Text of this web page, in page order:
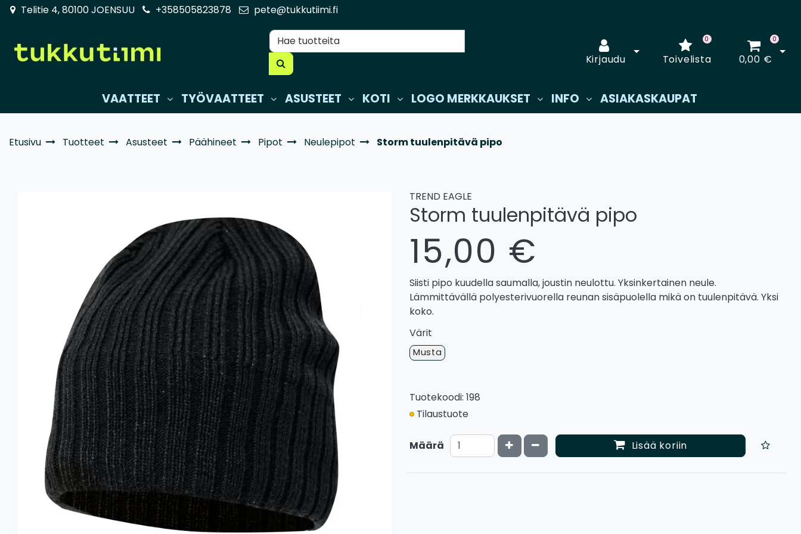
Siirry pääsisältöön
Telitie 4, 80100 JOENSUU +358505823878 pete@tukkutiimi.fi
Kirjaudu
Avaa kirjautuminen
Toivelista
0 0
0,00 €
VAATTEET TYÖVAATTEET ASUSTEET KOTI LOGO MERKKAUKSET INFO ASIAKASKAUPAT
Etusivu Tuotteet Asusteet Päähineet Pipot Neulepipot Storm tuulenpitävä pipo
TREND EAGLE
Storm tuulenpitävä pipo
15,00 €
Siisti pipo kuudella saumalla, joustin neulottu. Yksinkertainen neule.
Lämmittävällä polyesterivuorella reunan sisäpuolella mikä on tuulenpitävä. Yksi
koko.
Värit
Musta
Tuotekoodi: 198
Tilaustuote
Määrä Kasvata määrää
Vähennä määrää Lisää koriin